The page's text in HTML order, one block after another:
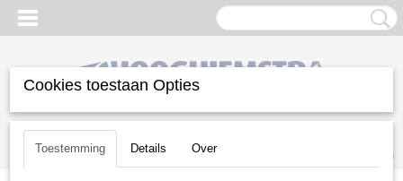
Inloggen Registreren
(0)
Cookies toestaan Opties
Toestemming Details Over